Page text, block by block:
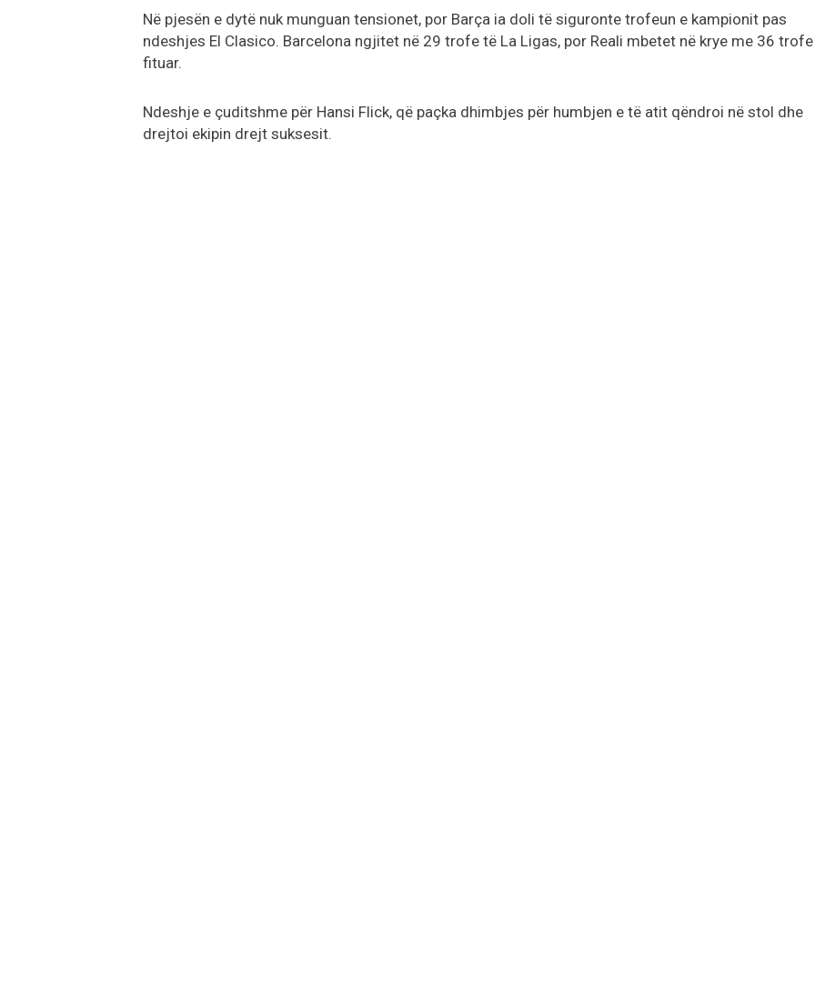
Në pjesën e dytë nuk munguan tensionet, por Barça ia doli të siguronte trofeun e kampionit pas
ndeshjes El Clasico. Barcelona ngjitet në 29 trofe të La Ligas, por Reali mbetet në krye me 36
fituar.
Ndeshje e çuditshme për Hansi Flick, që paçka dhimbjes për humbjen e të atit qëndroi në stol dhe
drejtoi ekipin drejt suksesit.